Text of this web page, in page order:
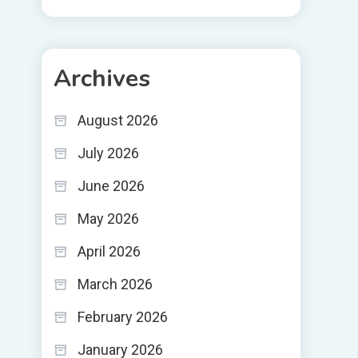
Archives
August 2026
July 2026
June 2026
May 2026
April 2026
March 2026
February 2026
January 2026